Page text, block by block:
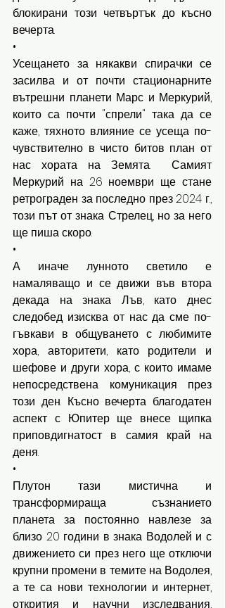
блокирани този четвъртък до късно
вечерта.
•
Усещането за някакви спирачки се
засилва и от почти стационарните
вътрешни планети Марс и Меркурий,
които са почти "спрели" така да се
каже, тяхното влияние се усеща по-
чувствително в чисто битов план от
нас хората на Земята.  Самият
Меркурий на 26 ноември ще стане
ретрограден за последно през 2024 г.,
този път от знака Стрелец, но за него
ще пиша скоро.
•
А иначе лунното светило е
намаляващо и се движи във втора
декада на знака Лъв, като днес
следобед изисква от нас да сме по-
гъвкави в общуването с любимите
хора, авторитети, като родители и
шефове и други хора, с които имаме
непосредствена комуникация през
този ден. Късно вечерта благодатен
аспект с Юпитер ще внесе щипка
приповдигнатост в самия край на
деня.
•
Плутон тази мистична и
трансформираща съзнанието
планета за постоянно навлезе за
близо 20 години в знака Водолей и с
движението си през него ще отключи
крупни промени в темите на Водолея,
а те са нови технологии и интернет,
открития и научни изследвания,